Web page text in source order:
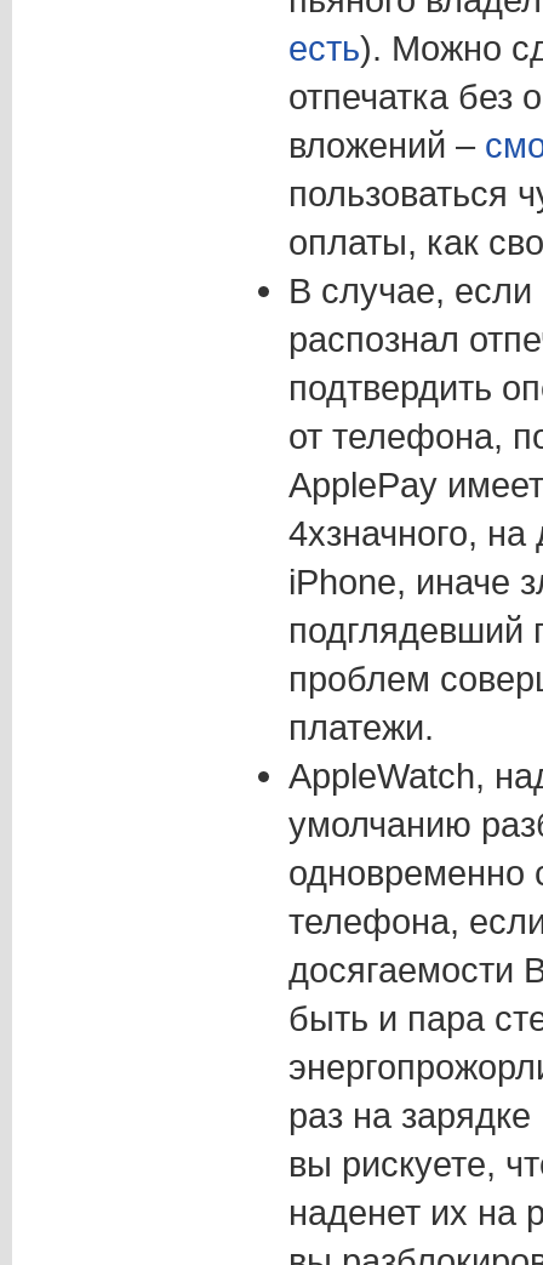
есть). Можно
отпечатка
вложений –
пользоваться
оплаты, как
В случае, если
распознал
подтвердить
от телефона,
ApplePay
4хзначного,
iPhone, иначе
подглядевший
проблем
платежи.
AppleWatch,
умолчанию
одновременно
телефона,
досягаемости
быть и пара
раз на
вы рискуете,
наденет их на